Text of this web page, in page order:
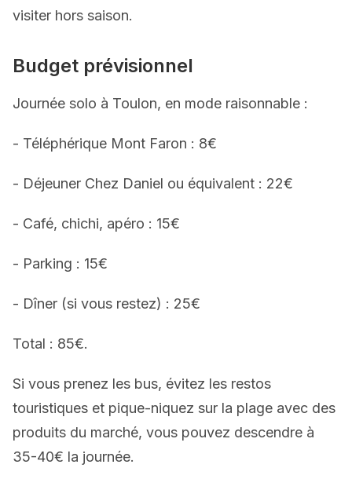
visiter hors saison.
Budget prévisionnel
Journée solo à Toulon, en mode raisonnable :
- Téléphérique Mont Faron : 8€
- Déjeuner Chez Daniel ou équivalent : 22€
- Café, chichi, apéro : 15€
- Parking : 15€
- Dîner (si vous restez) : 25€
Total : 85€.
Si vous prenez les bus, évitez les restos
touristiques et pique-niquez sur la plage avec des
produits du marché, vous pouvez descendre à
35-40€ la journée.